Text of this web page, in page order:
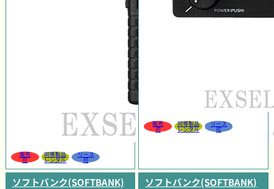
販売
可
同等製品
レンタル
リース
可
販売
可
同等製品
レンタル
リース
可
ソフトバンク(SOFTBANK) ソフトバンク(SOFTBANK)